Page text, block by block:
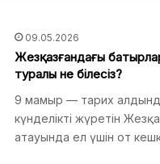
09.05.2026
Жезқазғандағы
туралы не білесіз?
9 мамыр — тарих
күнделікті жүретін
атауында ел үшін от